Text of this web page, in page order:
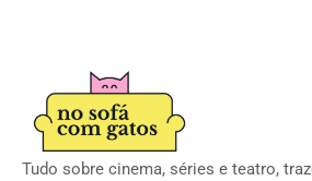
Tudo sobre cinema, séries e teatro,